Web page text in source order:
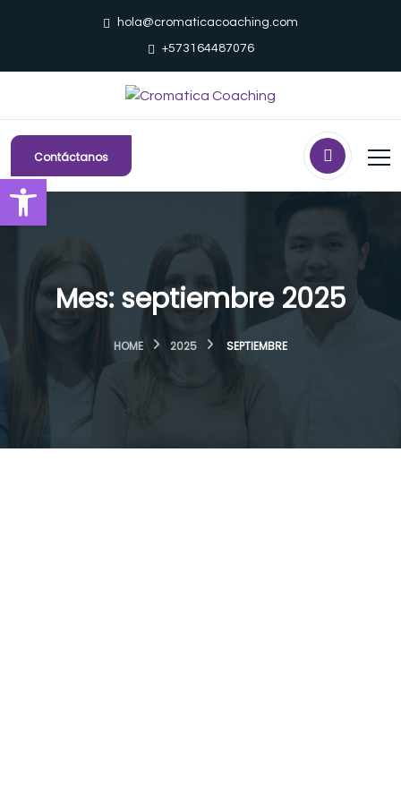
hola@cromaticacoaching.com
+573164487076
Contáctanos
Mes:septiembre 2025
HOME 2025 SEPTIEMBRE
Abrir barra de herramientas